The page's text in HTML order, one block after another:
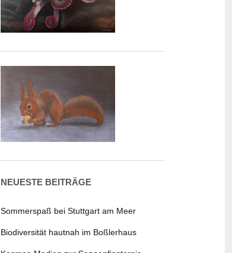
NEUESTE BEITRÄGE
Sommerspaß bei Stuttgart am Meer
Biodiversität hautnah im Boßlerhaus